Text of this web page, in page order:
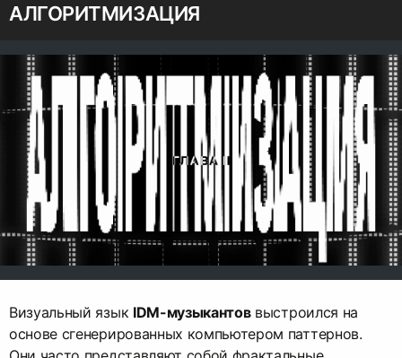
АЛГОРИТМИЗАЦИЯ
Визуальный язык IDM-музыкантоввыстроился на
основе сгенерированных компьютером паттернов.